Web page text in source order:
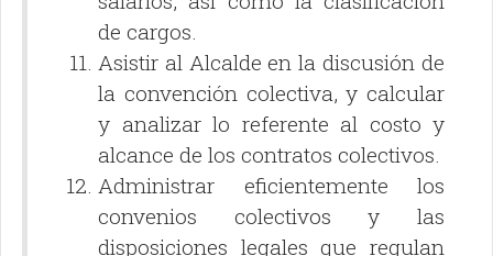
de cargos.
Asistir al Alcalde en la discusión de
la convención colectiva, y calcular
y analizar lo referente al costo y
alcance de los contratos colectivos.
Administrar eficientemente los
convenios colectivos y las
disposiciones legales que regulan